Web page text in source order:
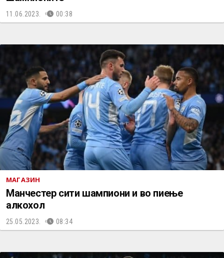
11.06.2023. 00:38
МАГАЗИН
Манчестер сити шампиони и во пиење
алкохол
25.05.2023. 08:34